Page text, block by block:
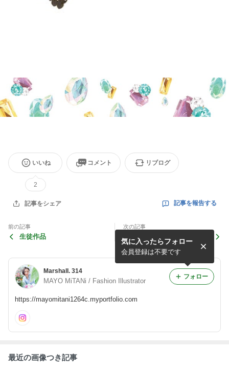
いいね
2
コメント リブログ
記事をシェア 記事を報告する
前の記事
生徒作品
次の記事
Marshall. 314
MAYO MiTANi / Fashion Illustrator
https://mayomitani1264c.myportfolio.com
気に入ったらフォロー
会員登録は不要です
フォロー
最近の画像つき記事